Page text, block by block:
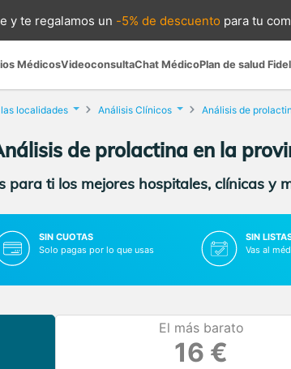
yte regalamos un -5% de descuento para tu
MédicosVideoconsultaChat MédicoPlan de salud
localidades Análisis Clínicos Análisis de
de prolactina en la
para ti los mejores hospitales, clínicas y
SIN CUOTAS
Solo pagas por lo que usas
SIN
Vas al
El más barato
16 €